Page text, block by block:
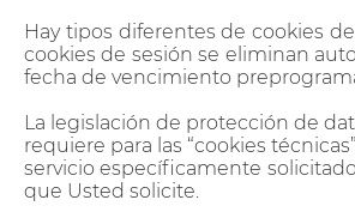
Hay tipos diferentes de cookies
cookies de sesión se eliminan
fecha de vencimiento
La legislación de protección de
requiere para las “cookies
servicio específicamente
que Usted solicite.